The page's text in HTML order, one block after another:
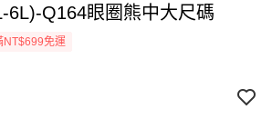
6L)-Q164眼圈熊中大尺碼
NT$699免運